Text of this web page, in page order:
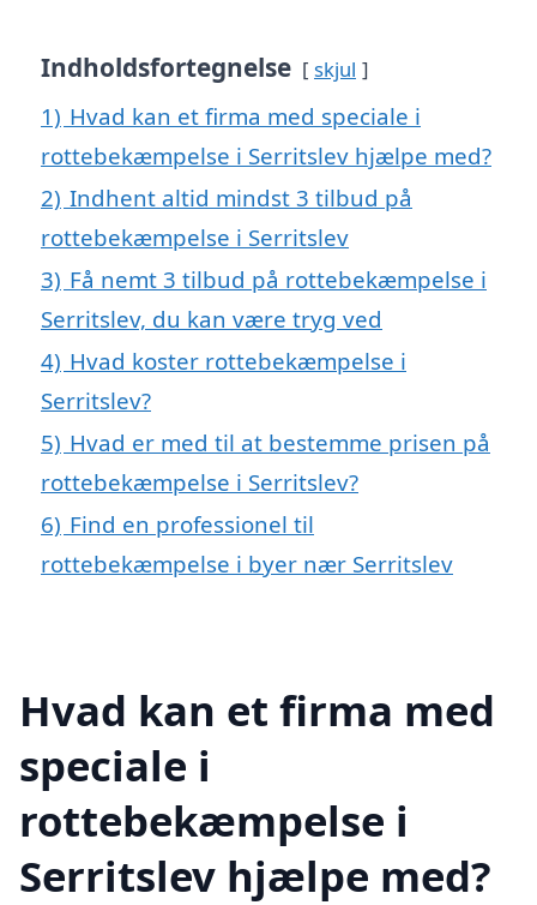
Indholdsfortegnelse skjul
1) Hvad kan et firma med speciale i
rottebekæmpelse i Serritslev hjælpe med?
2) Indhent altid mindst 3 tilbud på
rottebekæmpelse i Serritslev
3) Få nemt 3 tilbud på rottebekæmpelse i
Serritslev, du kan være tryg ved
4) Hvad koster rottebekæmpelse i
Serritslev?
5) Hvad er med til at bestemme prisen på
rottebekæmpelse i Serritslev?
6) Find en professionel til
rottebekæmpelse i byer nær Serritslev
Hvad kan et firma med
speciale i
rottebekæmpelse i
Serritslev hjælpe med?